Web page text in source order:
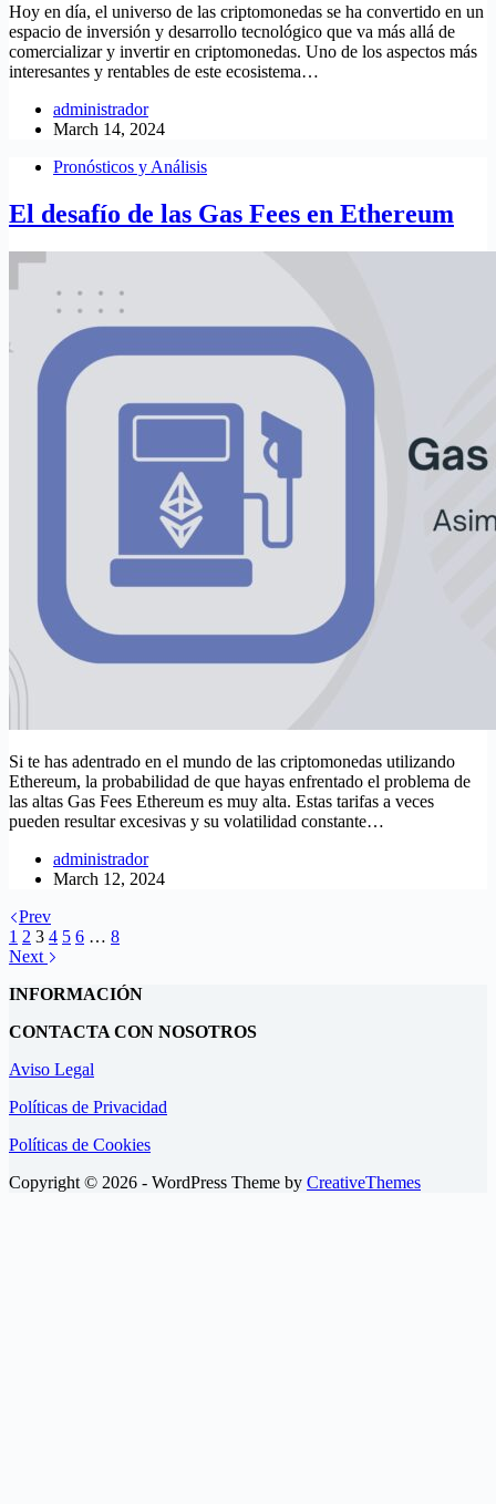
Hoy en día, el universo de las criptomonedas se ha convertido en un
espacio de inversión y desarrollo tecnológico que va más allá de
comercializar y invertir en criptomonedas. Uno de los aspectos más
interesantes y rentables de este ecosistema…
administrador
March 14, 2024
Pronósticos y Análisis
El desafío de las Gas Fees en Ethereum
Si te has adentrado en el mundo de las criptomonedas utilizando
Ethereum, la probabilidad de que hayas enfrentado el problema de
las altas Gas Fees Ethereum es muy alta. Estas tarifas a veces
pueden resultar excesivas y su volatilidad constante…
administrador
March 12, 2024
Prev
1 2 3 4 5 6 … 8
Next
INFORMACIÓN
CONTACTA CON NOSOTROS
Aviso Legal
Políticas de Privacidad
Políticas de Cookies
Copyright © 2026 - WordPress Theme by CreativeThemes